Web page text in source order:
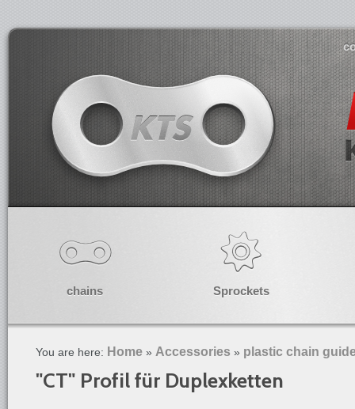
chains Sprockets
You are here: Home » Accessories » plastic chain
"CT" Profil für Duplexketten